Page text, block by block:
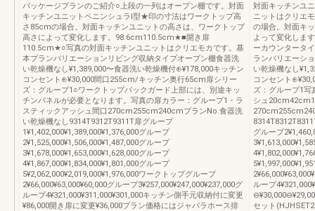
パッケージプランのご紹介○上段の一列はオープン棚です。対面
キッチンユニットペニンシュラⅠ型★印の寸法はワークトップ高
さ85cmの場合。対面キッチンユニットの高さは、ワークトップ
高さによって変化します。98.6cm110.5cm★■開き扉
110.5cm★○写真の対面キッチンユニットはクリエモカです。基
本プランバリエーションリビング収納タイプオープン棚食器洗
い乾燥機なし¥1,389,000〜食器洗い乾燥機付⊕¥178,000キッチン
コンセント⊕¥30,000間口255cm/キッチン奥行65cm扉シリー
ズ：グループ1○ワークトップバックガード上部には、別途キッ
チンパネルが必要となります。写真の扉カラー：グループ1・ラ
スティックアッシュ間口270cm255cm240cmプランNo.食器洗
い乾燥機なし9314T9312T9311T扉グループ
1¥1,402,000¥1,389,000¥1,376,000グループ
2¥1,525,000¥1,506,000¥1,487,000グループ
3¥1,678,000¥1,653,000¥1,628,000グループ
4¥1,867,000¥1,834,000¥1,801,000グループ
5¥2,062,000¥2,019,000¥1,976,000ワークトップグループ
2¥66,000¥63,000¥60,000グループ3¥257,000¥247,000¥237,000グ
ループ4¥321,000¥311,000¥301,000キッチン側手元収納付に変更
¥86,000開き扉に変更¥36,000プラン価格にはジャバラホース排
対面キッチンユ
ニットはクリエ
の場合。対面キ
よって変化しま
ーカウンタータ
ランバリエーシ
い乾燥機なし
コンセント
ズ：グループ1写
シュ
グループ
ループ
セット